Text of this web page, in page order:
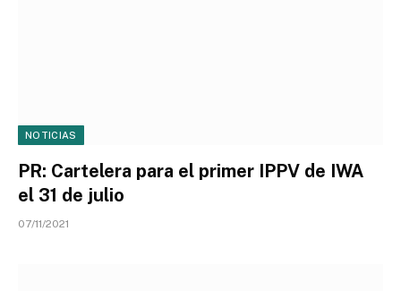
NOTICIAS
PR: Cartelera para el primer IPPV de IWA
el 31 de julio
07/11/2021